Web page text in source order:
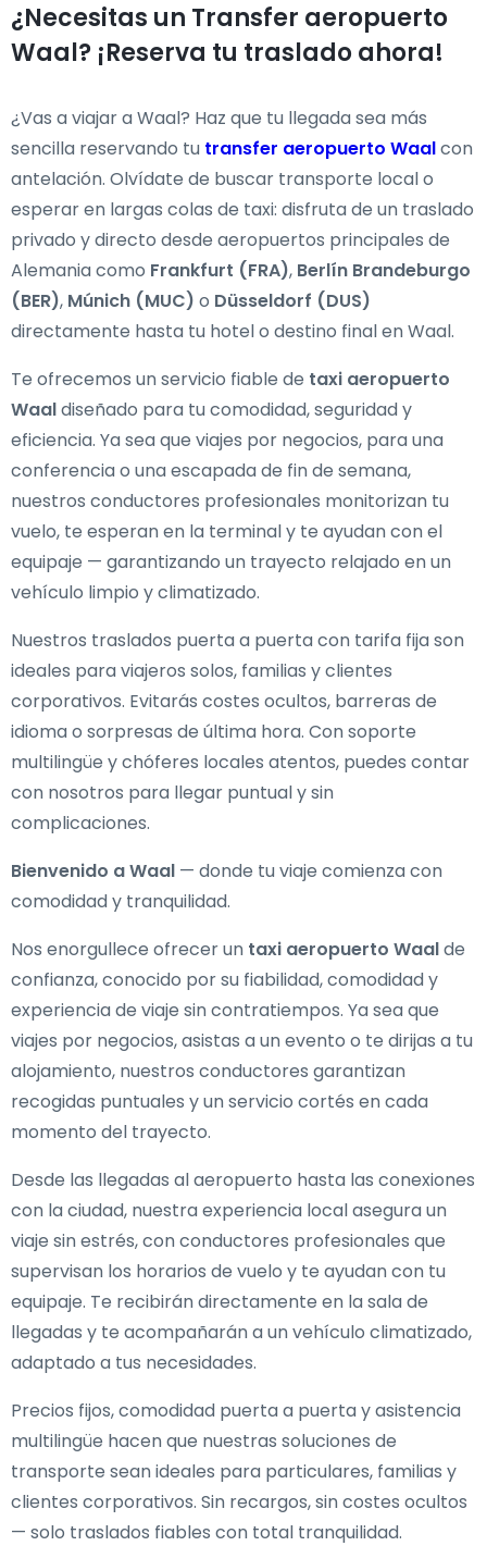
¿Necesitas un Transfer aeropuerto
Waal? ¡Reserva tu traslado ahora!
¿Vas a viajar a Waal? Haz que tu llegada sea más
sencilla reservando tu transfer aeropuerto Waalcon
antelación. Olvídate de buscar transporte local o
esperar en largas colas de taxi: disfruta de un traslado
privado y directo desde aeropuertos principales de
Alemania como Frankfurt (FRA), Berlín Brandeburgo
(BER), Múnich (MUC) o Düsseldorf (DUS)
directamente hasta tu hotel o destino final en Waal.
Te ofrecemos un servicio fiable de taxi aeropuerto
Waaldiseñado para tu comodidad, seguridad y
eficiencia. Ya sea que viajes por negocios, para una
conferencia o una escapada de fin de semana,
nuestros conductores profesionales monitorizan tu
vuelo, te esperan en la terminal y te ayudan con el
equipaje — garantizando un trayecto relajado en un
vehículo limpio y climatizado.
Nuestros traslados puerta a puerta con tarifa fija son
ideales para viajeros solos, familias y clientes
corporativos. Evitarás costes ocultos, barreras de
idioma o sorpresas de última hora. Con soporte
multilingüe y chóferes locales atentos, puedes contar
con nosotros para llegar puntual y sin
complicaciones.
Bienvenido a Waal — donde tu viaje comienza con
comodidad y tranquilidad.
Nos enorgullece ofrecer un taxi aeropuerto Waalde
confianza, conocido por su fiabilidad, comodidad y
experiencia de viaje sin contratiempos. Ya sea que
viajes por negocios, asistas a un evento o te dirijas a tu
alojamiento, nuestros conductores garantizan
recogidas puntuales y un servicio cortés en cada
momento del trayecto.
Desde las llegadas al aeropuerto hasta las conexiones
con la ciudad, nuestra experiencia local asegura un
viaje sin estrés, con conductores profesionales que
supervisan los horarios de vuelo y te ayudan con tu
equipaje. Te recibirán directamente en la sala de
llegadas y te acompañarán a un vehículo climatizado,
adaptado a tus necesidades.
Precios fijos, comodidad puerta a puerta y asistencia
multilingüe hacen que nuestras soluciones de
transporte sean ideales para particulares, familias y
clientes corporativos. Sin recargos, sin costes ocultos
— solo traslados fiables con total tranquilidad.